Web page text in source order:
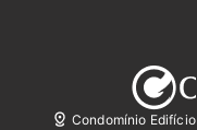
Condomínio Edifício